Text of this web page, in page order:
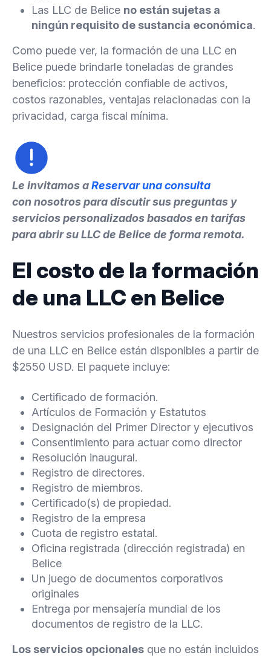
Las LLC de Belice no están sujetas a
ningún requisito de sustancia económica.
Como puede ver, la formación de una LLC en
Belice puede brindarle toneladas de grandes
beneficios: protección confiable de activos,
costos razonables, ventajas relacionadas con la
privacidad, carga fiscal mínima.
Le invitamos aReservar una consulta
con nosotros para discutir sus preguntas y
servicios personalizados basados en tarifas
para abrir su LLC de Belice de forma remota.
El costo de la formación
de una LLC en Belice
Nuestros servicios profesionales de la formación
de una LLC en Belice están disponibles a partir de
$2550 USD. El paquete incluye:
Certificado de formación.
Artículos de Formación y Estatutos
Designación del Primer Director y ejecutivos
Consentimiento para actuar como director
Resolución inaugural.
Registro de directores.
Registro de miembros.
Certificado(s) de propiedad.
Registro de la empresa
Cuota de registro estatal.
Oficina registrada (dirección registrada) en
Belice
Un juego de documentos corporativos
originales
Entrega por mensajería mundial de los
documentos de registro de la LLC.
Los servicios opcionales que no están incluidos